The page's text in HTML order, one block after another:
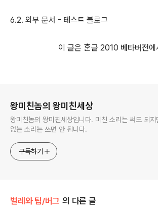
6.2. 외부 문서 - 테스트 블로그
이 글은 ᄒᆞᆫ글 2010 베타버전
왕미친놈의 왕미친세상
왕미친놈의 왕미친세상입니다. 미친 소리는 써도 되지
없는 소리는 쓰면 안 됩니다.
구독하기
벌레와 팁/버그 의 다른 글